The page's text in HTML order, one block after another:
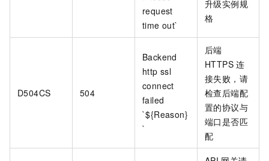
request
time out`
升级实例规
格
D504CS 504
Backend
http ssl
connect
failed
`${Reason}
`
后端
HTTPS 连
接失败，请
检查后端配
置的协议与
端口是否匹
配